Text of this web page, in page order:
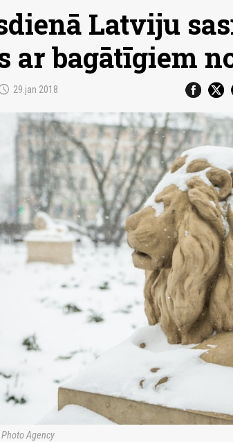
Latviju
ar bagātīgiem
29.jan 2018
Agency